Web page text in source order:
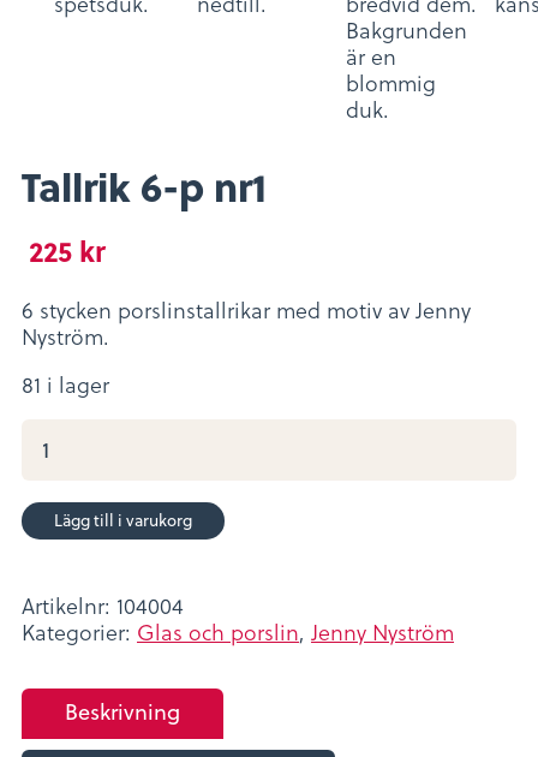
Tallrik 6-p nr1
225 kr
6 stycken porslinstallrikar med motiv av Jenny
Nyström.
81 i lager
nr1
mängd
Lägg till i varukorg
Artikelnr: 104004
Kategorier: Glas och porslin, Jenny Nyström
Beskrivning